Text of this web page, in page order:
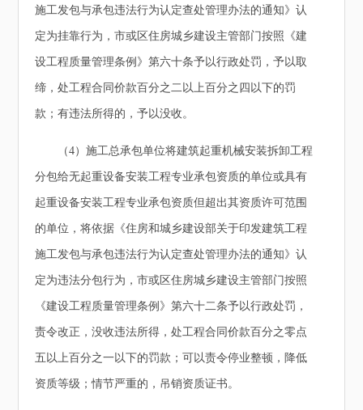
施工发包与承包违法行为认定查处管理办法的通知》认
定为挂靠行为，市或区住房城乡建设主管部门按照《建
设工程质量管理条例》第六十条予以行政处罚，予以取
缔，处工程合同价款百分之二以上百分之四以下的罚
款；有违法所得的，予以没收。
（4）施工总承包单位将建筑起重机械安装拆卸工程
分包给无起重设备安装工程专业承包资质的单位或具有
起重设备安装工程专业承包资质但超出其资质许可范围
的单位，将依据《住房和城乡建设部关于印发建筑工程
施工发包与承包违法行为认定查处管理办法的通知》认
定为违法分包行为，市或区住房城乡建设主管部门按照
《建设工程质量管理条例》第六十二条予以行政处罚，
责令改正，没收违法所得，处工程合同价款百分之零点
五以上百分之一以下的罚款；可以责令停业整顿，降低
资质等级；情节严重的，吊销资质证书。